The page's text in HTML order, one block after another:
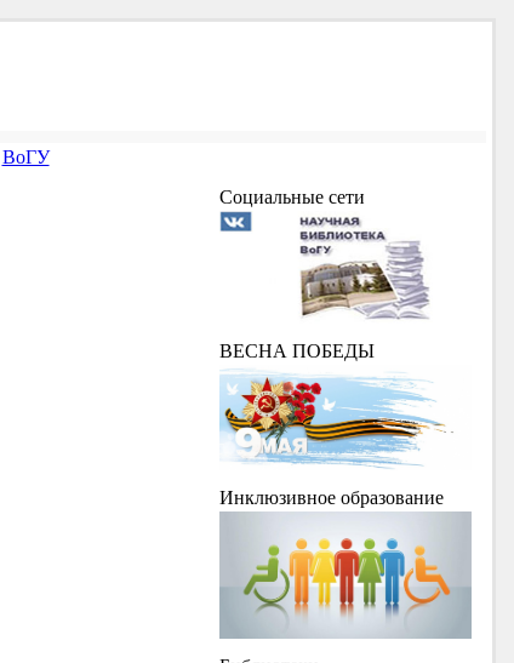
ВоГУ
Социальные сети
ВЕСНА ПОБЕДЫ
Инклюзивное образование